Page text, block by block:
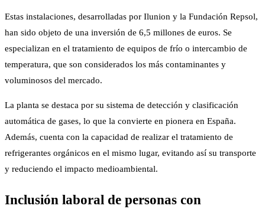
Estas instalaciones, desarrolladas por Ilunion y la Fundación Repsol,
han sido objeto de una inversión de 6,5 millones de euros. Se
especializan en el tratamiento de equipos de frío o intercambio de
temperatura, que son considerados los más contaminantes y
voluminosos del mercado.
La planta se destaca por su sistema de detección y clasificación
automática de gases, lo que la convierte en pionera en España.
Además, cuenta con la capacidad de realizar el tratamiento de
refrigerantes orgánicos en el mismo lugar, evitando así su transporte
y reduciendo el impacto medioambiental.
Inclusión laboral de personas con